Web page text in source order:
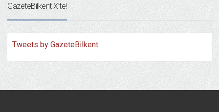
GazeteBilkent X’te!
Tweets by GazeteBilkent